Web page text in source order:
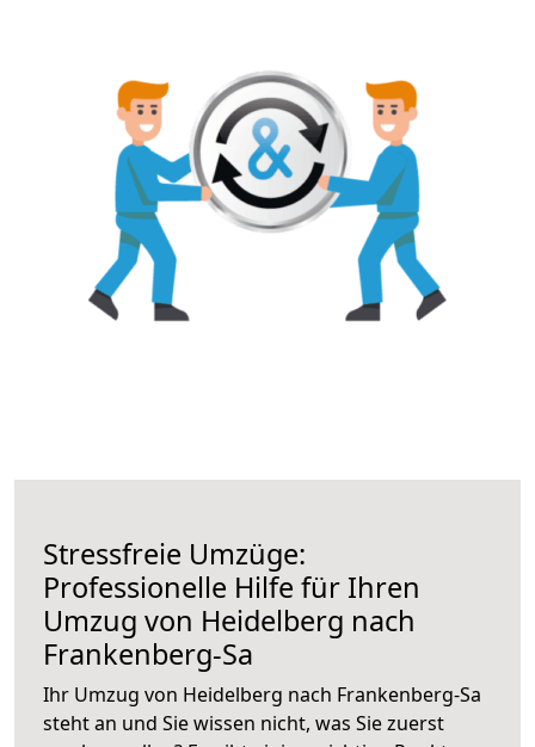
Stressfreie Umzüge:
Professionelle Hilfe für Ihren
Umzug von Heidelberg nach
Frankenberg-Sa
Ihr Umzug von Heidelberg nach Frankenberg-Sa
steht an und Sie wissen nicht, was Sie zuerst